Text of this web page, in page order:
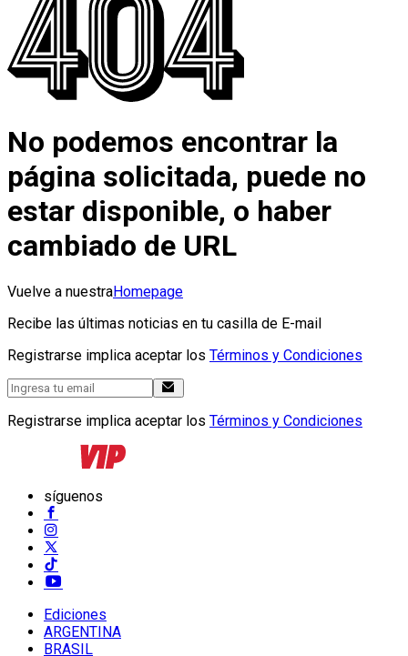
No podemos encontrar la
página solicitada, puede no
estar disponible, o haber
cambiado de URL
Vuelve a nuestraHomepage
Recibe las últimas noticias en tu casilla de E-mail
Registrarse implica aceptar los Términos y Condiciones
Registrarse implica aceptar los Términos y Condiciones
síguenos
Ediciones
ARGENTINA
BRASIL